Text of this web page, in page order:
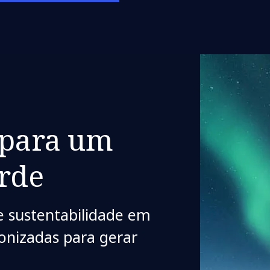
um
sustentabilidade em
para gerar